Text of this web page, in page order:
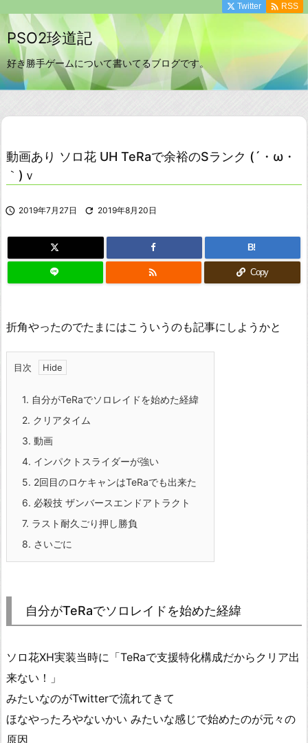
PSO2珍道記
好き勝手ゲームについて書いてるブログです。
Twitter  RSS
動画あり ソロ花 UH TeRaで余裕のSランク (´・ω・
｀)ｖ
 2019年7月27日  2019年8月20日
B!
 Copy
折角やったのでたまにはこういうのも記事にしようかと
目次
1. 自分がTeRaでソロレイドを始めた経緯
2. クリアタイム
3. 動画
4. インパクトスライダーが強い
5. 2回目のロケキャンはTeRaでも出来た
6. 必殺技 ザンバースエンドアトラクト
7. ラスト耐久ごり押し勝負
8. さいごに
自分がTeRaでソロレイドを始めた経緯
ソロ花XH実装当時に「TeRaで支援特化構成だからクリア出
来ない！」
みたいなのがTwitterで流れてきて
ほなやったろやないかい みたいな感じで始めたのが元々の
原因